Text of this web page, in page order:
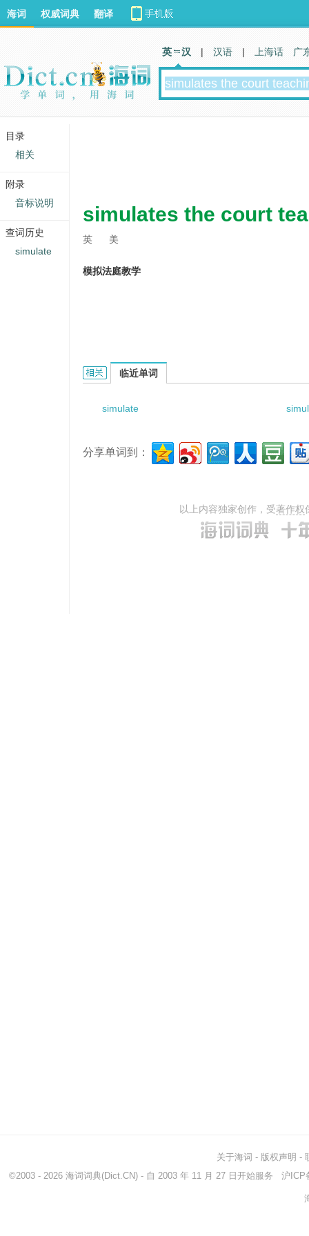
simulates the court
英 美
模拟法庭教学
simulates the court teaching的相关资料：
临近单词
simulate
分享单词到：
以上内容独家创作，受著作权
海词 权威词典 翻译
英 汉 | 汉语 | 上海话 广
关于海词 - 版权声明 -
©2003 - 2026 海词词典(Dict.CN) - 自 2003 年 11 月 27 日开始服务 沪ICP
目录
相关
附录
音标说明
查词历史
simulate